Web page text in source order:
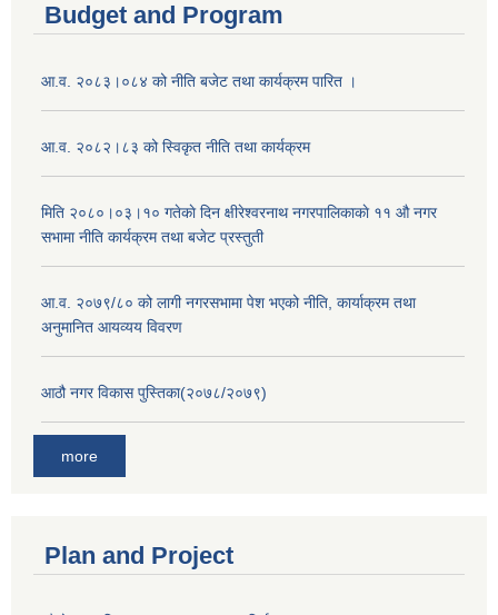
Budget and Program
आ.व. २०८३।०८४ को नीति बजेट तथा कार्यक्रम पारित ।
आ.व. २०८२।८३ को स्विकृत नीति तथा कार्यक्रम
मिति २०८०।०३।१० गतेकाे दिन क्षीरेश्वरनाथ नगरपालिकाकाे ११ ‍औ नगर
सभामा नीति कार्यक्रम तथा बजेट प्रस्तुती
आ.व. २०७९/८० को लागी नगरसभामा पेश भएको नीति, कार्याक्रम तथा
अनुमानित आयव्यय विवरण
आठौ नगर विकास पुस्तिका(२०७८/२०७९)
more
Plan and Project